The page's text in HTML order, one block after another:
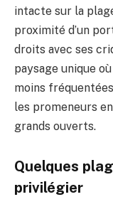
intacte sur la
proximité d’un
droits avec ses
paysage unique
moins
les promeneurs
grands ouverts.
Quelques
privilégier